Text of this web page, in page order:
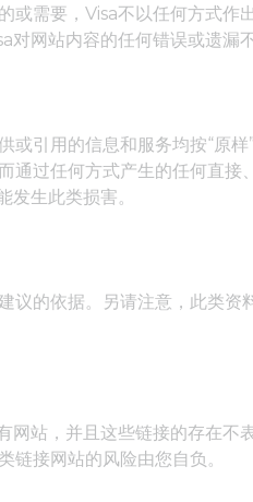
需要，Visa不以任何方式作
网站内容的任何错误或遗漏
引用的信息和服务均按“原
通过任何方式产生的任何直
生此类损害。
议的依据。另请注意，此类
网站，并且这些链接的存在
链接网站的风险由您自负。